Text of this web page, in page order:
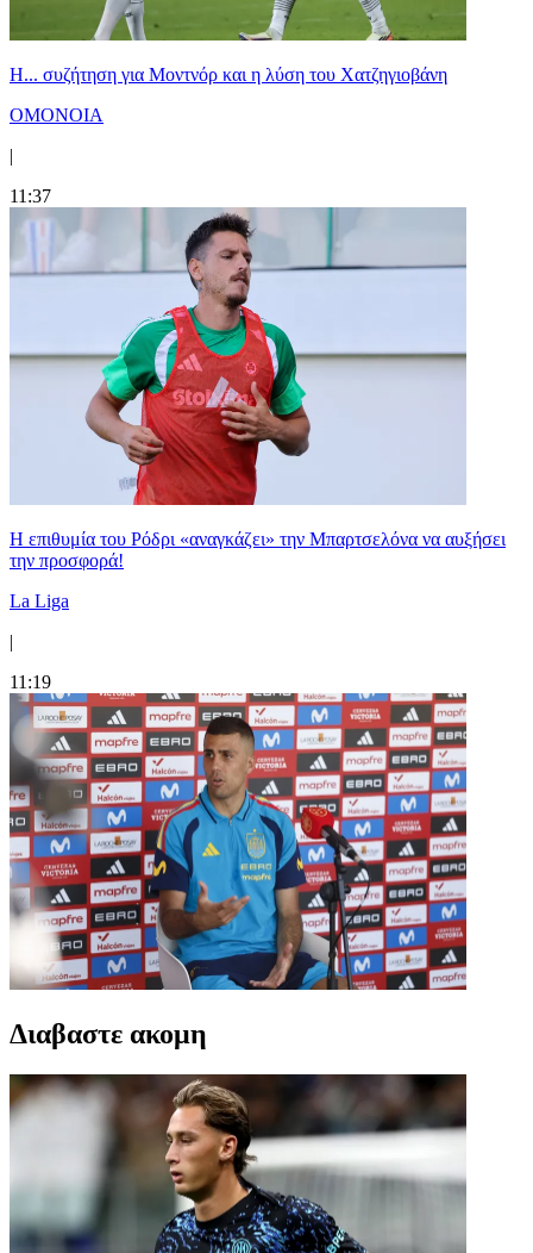
Η... συζήτηση για Μοντνόρ και η λύση του Χατζηγιοβάνη
ΟΜΟΝΟΙΑ
|
11:37
Η επιθυμία του Ρόδρι «αναγκάζει» την Μπαρτσελόνα να αυξήσει
την προσφορά!
La Liga
|
11:19
Διαβαστε ακομη